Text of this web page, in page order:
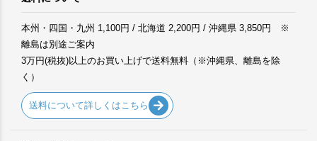
本州・四国・九州 1,100円 / 北海道 2,200円 / 沖縄県 3,850円 ※
離島は別途ご案内
3万円(税抜)以上のお買い上げで送料無料（※沖縄県、離島を除
く）
送料について詳しくはこちら